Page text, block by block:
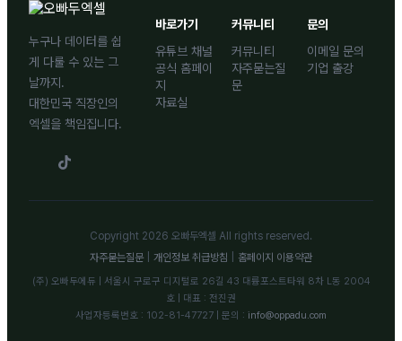
누구나 데이터를 쉽
게 다룰 수 있는 그
날까지.
대한민국 직장인의
엑셀을 책임집니다.
바로가기
유튜브 채널
공식 홈페이
지
자료실
커뮤니티
커뮤니티
자주묻는질
문
문의
이메일 문의
기업 출강
Copyright 2026 오빠두엑셀 All rights reserved.
자주묻는질문
개인정보 취급방침 홈페이지 이용약관
(주) 오빠두에듀 | 서울시 구로구 디지털로 26길 43 대륭포스트타워 8차 L동 2004
호 | 대표 : 전진권
사업자등록번호 : 102-81-47727 | 문의 : info@oppadu.com